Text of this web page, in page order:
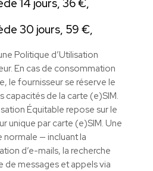
14 jours, 36 €,
30 jours, 59 €,
Politique d’Utilisation
En cas de consommation
le fournisseur se réserve le
capacités de la carte (e)SIM.
Équitable repose sur le
unique par carte (e)SIM. Une
normale — incluant la
d’e-mails, la recherche
de messages et appels via